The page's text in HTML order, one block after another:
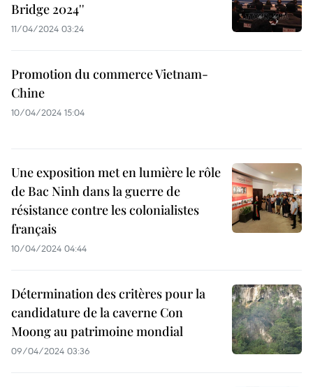
Bridge 2024''
11/04/2024 03:24
Promotion du commerce Vietnam-
Chine
10/04/2024 15:04
Une exposition met en lumière le rôle
de Bac Ninh dans la guerre de
résistance contre les colonialistes
français
10/04/2024 04:44
Détermination des critères pour la
candidature de la caverne Con
Moong au patrimoine mondial
09/04/2024 03:36